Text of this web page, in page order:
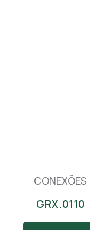
CONEXÕES
GRX.0110